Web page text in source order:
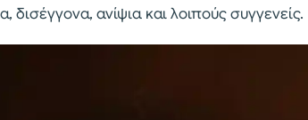
δισέγγονα, ανίψια και λοιπούς συγγενείς.